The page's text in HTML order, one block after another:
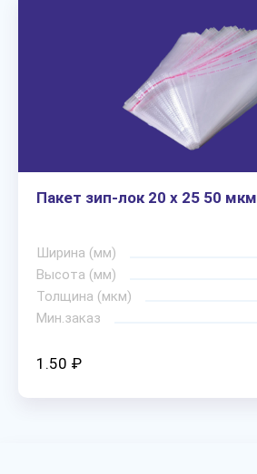
Пакет зип-лок 20 х 25 50 мкм
Ширина (мм)
Высота (мм)
Толщина (мкм)
Мин.заказ
1.50 ₽